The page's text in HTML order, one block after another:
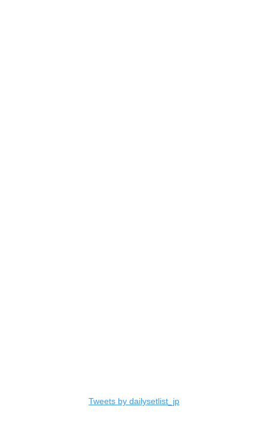
Tweets by dailysetlist_jp